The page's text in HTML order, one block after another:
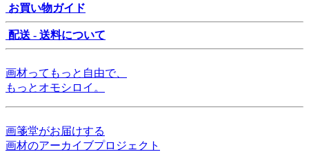
お買い物ガイド
配送 - 送料について
画材ってもっと自由で、
もっとオモシロイ。
画箋堂がお届けする
画材のアーカイブプロジェクト